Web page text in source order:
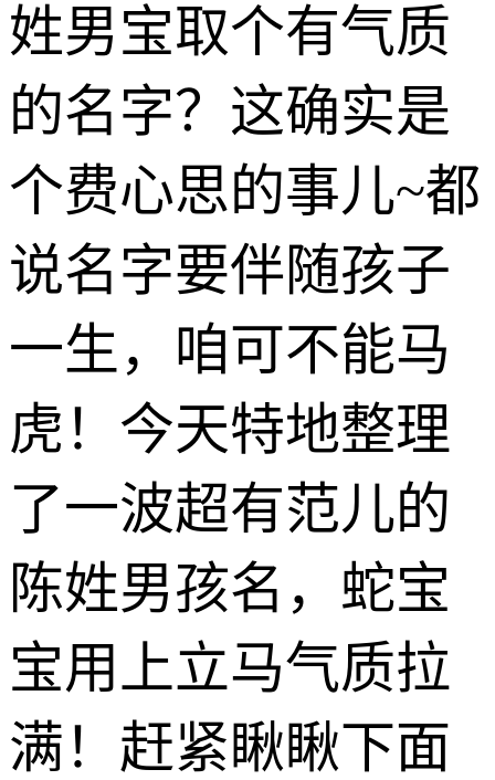
姓男宝取个有气质
的名字？这确实是
个费心思的事儿~都
说名字要伴随孩子
一生，咱可不能马
虎！今天特地整理
了一波超有范儿的
陈姓男孩名，蛇宝
宝用上立马气质拉
满！赶紧瞅瞅下面